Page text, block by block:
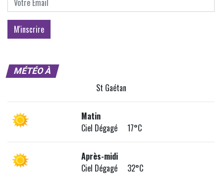
MÉTÉO À
St Gaétan
Matin
Ciel Dégagé 17°C
Après-midi
Ciel Dégagé 32°C